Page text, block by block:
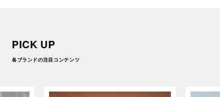
PICK UP
各ブランドの注目コンテンツ